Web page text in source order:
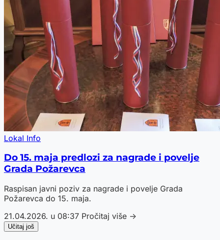
Lokal Info
Do 15. maja predlozi za nagrade i povelje
Grada Požarevca
Raspisan javni poziv za nagrade i povelje Grada
Požarevca do 15. maja.
21.04.2026. u 08:37 Pročitaj više →
Učitaj još